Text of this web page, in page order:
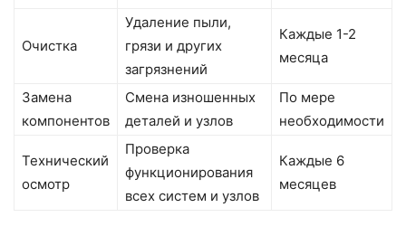
Очистка
Удаление пыли,
грязи и других
загрязнений
Каждые 1-2
месяца
Замена
компонентов
Смена изношенных
деталей и узлов
По мере
необходимости
Технический
осмотр
Проверка
функционирования
всех систем и узлов
Каждые 6
месяцев